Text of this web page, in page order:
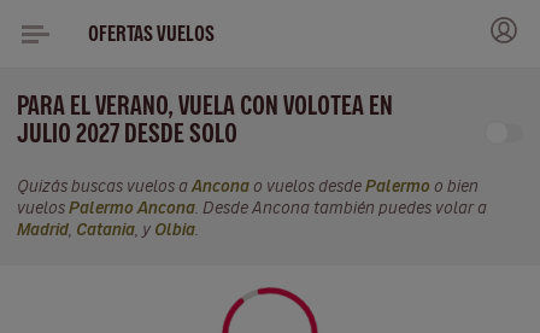
OFERTAS VUELOS
PARA EL VERANO, VUELA CON VOLOTEA EN
JULIO 2027 DESDE SOLO
Quizás buscas vuelos a Ancona o vuelos desde Palermo o bien
vuelos Palermo Ancona . Desde Ancona también puedes volar a
Madrid Catania , y Olbia